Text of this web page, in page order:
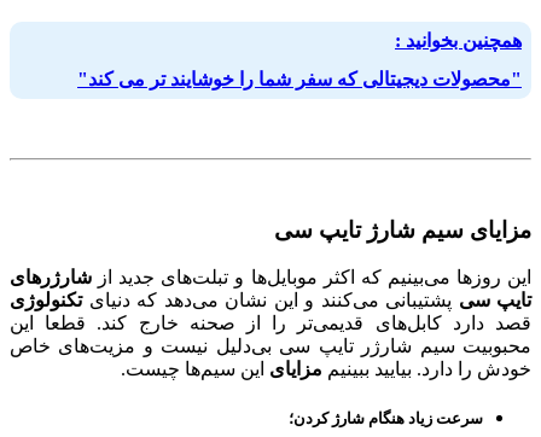
همچنین بخوانید :
"محصولات دیجیتالی که سفر شما را خوشایند تر می کند"
مزایای سیم شارژ تایپ سی
این روزها می‌بینیم که اکثر موبایل‌ها و تبلت‌های جدید از شارژرهای
تایپ سی پشتیبانی می‌کنند و این نشان می‌دهد که دنیایتکنولوژی
قصد دارد کابل‌های قدیمی‌تر را از صحنه خارج کند. قطعا این
محبوبیت سیم شارژر تایپ سی بی‌دلیل نیست و مزیت‌های خاص
خودش را دارد. بیایید ببینیم مزایای این سیم‌ها چیست.
سرعت زیاد هنگام شارژ کردن؛